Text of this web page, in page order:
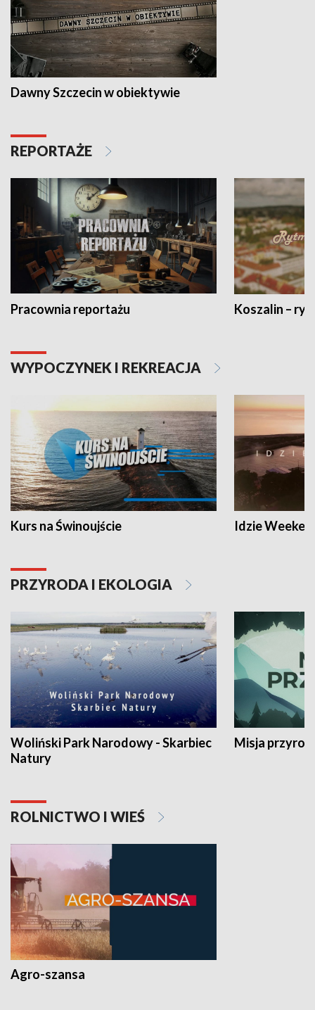
Dawny Szczecin w obiektywie
REPORTAŻE
Pracownia reportażu Koszalin –
WYPOCZYNEK I REKREACJA
Kurs na Świnoujście Idzie
PRZYRODA I EKOLOGIA
Woliński Park Narodowy - Skarbiec
Natury
Misja
ROLNICTWO I WIEŚ
Agro-szansa